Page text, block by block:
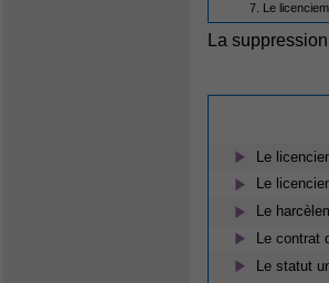
7. Le
La
Le
Le
Le
Le contrat
Le statut